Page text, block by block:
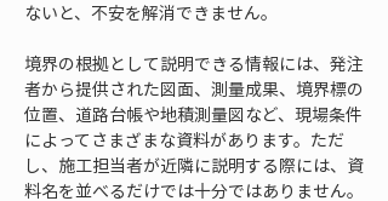
ないと、不安を解消できません。
境界の根拠として説明できる情報には、発注
者から提供された図面、測量成果、境界標の
位置、道路台帳や地積測量図など、現場条件
によってさまざまな資料があります。ただ
し、施工担当者が近隣に説明する際には、資
料名を並べるだけでは十分ではありません。